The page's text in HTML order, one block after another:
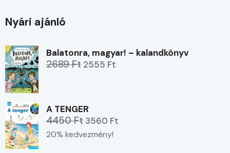
Nyári ajánló
Balatonra, magyar! – kalandkönyv
2689 Ft 2555 Ft
A TENGER
4450 Ft 3560 Ft
20% kedvezmény!